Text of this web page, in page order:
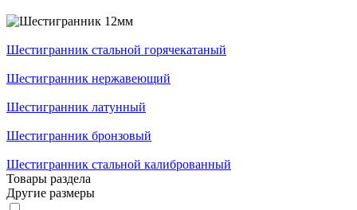
Шестигранник стальной горячекатаный
Шестигранник нержавеющий
Шестигранник латунный
Шестигранник бронзовый
Шестигранник стальной калиброванный
Товары раздела
Другие размеры